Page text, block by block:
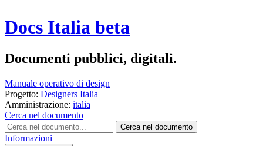
Docs Italia beta
Documenti pubblici, digitali.
Manuale operativo di design
Progetto: Designers Italia
Amministrazione: italia
Cerca nel documento
Cerca nel documento
Informazioni